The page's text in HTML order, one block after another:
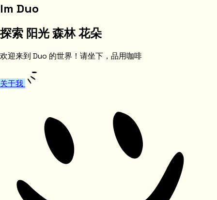
Im Duo
探索 阳光森林花朵
欢迎来到 Duo 的世界！请坐下，品用咖啡
关于我